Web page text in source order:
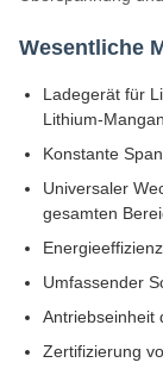
Wesentliche
Ladegerät für
Lithium-
Konstante
Universaler
gesamten
Umfassender
Antriebseinheit
Zertifizierung